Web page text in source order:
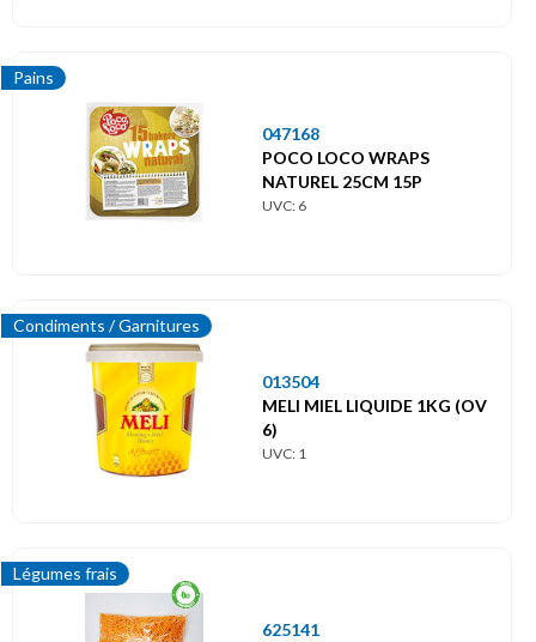
Pains
047168
POCO LOCO WRAPS
NATUREL 25CM 15P
UVC: 6
Condiments / Garnitures
013504
MELI MIEL LIQUIDE 1KG (OV
6)
UVC: 1
Légumes frais
625141